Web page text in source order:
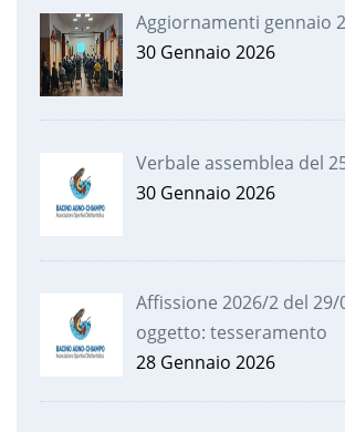
Aggiornamenti gennaio
30 Gennaio 2026
Verbale assemblea del
30 Gennaio 2026
Affissione 2026/2 del 29/
oggetto: tesseramento
28 Gennaio 2026